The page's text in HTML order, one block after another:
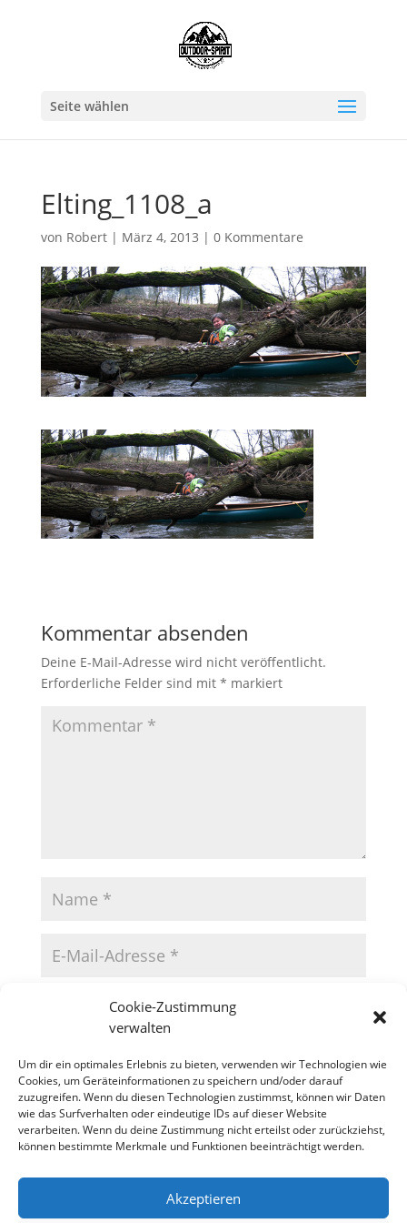
Cookie-Zustimmung
verwalten
Um dir ein optimales Erlebnis zu bieten, verwenden wir Technologien wie
Cookies, um Geräteinformationen zu speichern und/oder darauf
zuzugreifen. Wenn du diesen Technologien zustimmst, können wir Daten
wie das Surfverhalten oder eindeutige IDs auf dieser Website
verarbeiten. Wenn du deine Zustimmung nicht erteilst oder zurückziehst,
können bestimmte Merkmale und Funktionen beeinträchtigt werden.
Akzeptieren
Seite wählen
Elting_1108_a
von Robert| März 4, 2013 | 0 Kommentare
Kommentar absenden
Deine E-Mail-Adresse wird nicht veröffentlicht.
Erforderliche Felder sind mit * markiert
Datenschutzerklärung
Impressum